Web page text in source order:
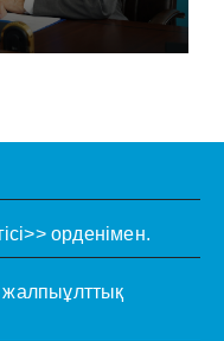
орденімен.